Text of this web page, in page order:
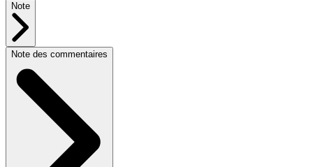
Note
Note des commentaires